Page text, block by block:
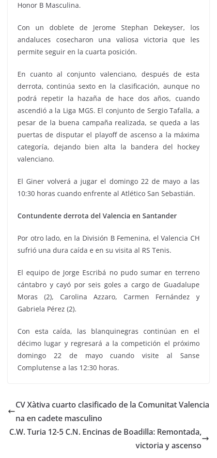
Honor B Masculina.
Con un doblete de Jerome Stephan Dekeyser, los
andaluces cosecharon una valiosa victoria que les
permite seguir en la cuarta posición.
En cuanto al conjunto valenciano, después de esta
derrota, continúa sexto en la clasificación, aunque no
podrá repetir la hazaña de hace dos años, cuando
ascendió a la Liga MGS. El conjunto de Sergio Tafalla, a
pesar de la buena campaña realizada, se queda a las
puertas de disputar el playoff de ascenso a la máxima
categoría, dejando bien alta la bandera del hockey
valenciano.
El Giner volverá a jugar el domingo 22 de mayo a las
10:30 horas cuando enfrente al Atlético San Sebastián.
Contundente derrota del Valencia en Santander
Por otro lado, en la División B Femenina, el Valencia CH
sufrió una dura caída e en su visita al RS Tenis.
El equipo de Jorge Escribá no pudo sumar en terreno
cántabro y cayó por seis goles a cargo de Guadalupe
Moras (2), Carolina Azzaro, Carmen Fernández y
Gabriela Pérez (2).
Con esta caída, las blanquinegras continúan en el
décimo lugar y regresará a la competición el próximo
domingo 22 de mayo cuando visite al Sanse
Complutense a las 12:30 horas.
CV Xàtiva cuarto clasificado de la Comunitat Valencia
na en cadete masculino
C.W. Turia 12-5 C.N. Encinas de Boadilla: Remontada,
victoria y ascenso